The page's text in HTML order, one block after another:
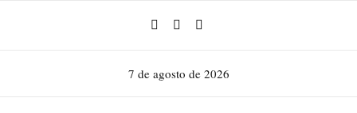
7 de agosto de 2026